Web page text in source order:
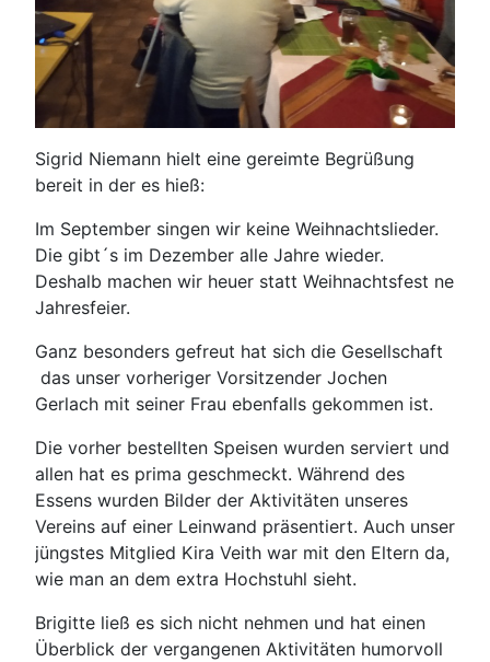
Sigrid Niemann hielt eine gereimte Begrüßung
bereit in der es hieß:
Im September singen wir keine Weihnachtslieder.
Die gibt´s im Dezember alle Jahre wieder.
Deshalb machen wir heuer statt Weihnachtsfest ne
Jahresfeier.
Ganz besonders gefreut hat sich die Gesellschaft
das unser vorheriger Vorsitzender Jochen
Gerlach mit seiner Frau ebenfalls gekommen ist.
Die vorher bestellten Speisen wurden serviert und
allen hat es prima geschmeckt. Während des
Essens wurden Bilder der Aktivitäten unseres
Vereins auf einer Leinwand präsentiert. Auch unser
jüngstes Mitglied Kira Veith war mit den Eltern da,
wie man an dem extra Hochstuhl sieht.
Brigitte ließ es sich nicht nehmen und hat einen
Überblick der vergangenen Aktivitäten humorvoll